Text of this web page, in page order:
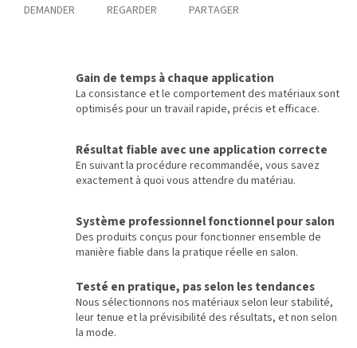
DEMANDER REGARDER PARTAGER
Gain de temps à chaque application
La consistance et le comportement des matériaux sont
optimisés pour un travail rapide, précis et efficace.
Résultat fiable avec une application correcte
En suivant la procédure recommandée, vous savez
exactement à quoi vous attendre du matériau.
Système professionnel fonctionnel pour salon
Des produits conçus pour fonctionner ensemble de
manière fiable dans la pratique réelle en salon.
Testé en pratique, pas selon les tendances
Nous sélectionnons nos matériaux selon leur stabilité,
leur tenue et la prévisibilité des résultats, et non selon
la mode.